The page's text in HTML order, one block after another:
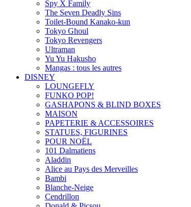
Spy X Family
The Seven Deadly Sins
Toilet-Bound Kanako-kun
Tokyo Ghoul
Tokyo Revengers
Ultraman
Yu Yu Hakusho
Mangas : tous les autres
DISNEY
LOUNGEFLY
FUNKO POP!
GASHAPONS & BLIND BOXES
MAISON
PAPETERIE & ACCESSOIRES
STATUES, FIGURINES
POUR NOËL
101 Dalmatiens
Aladdin
Alice au Pays des Merveilles
Bambi
Blanche-Neige
Cendrillon